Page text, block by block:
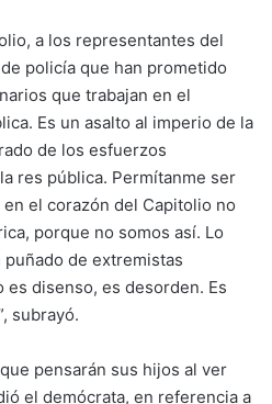
a los representantes del
policía que han prometido
que trabajan en el
Es un asalto al imperio de la
de los esfuerzos
res pública. Permítanme ser
el corazón del Capitolio no
porque no somos así. Lo
de extremistas
disenso, es desorden. Es
subrayó.
pensarán sus hijos al ver
el demócrata, en referencia a